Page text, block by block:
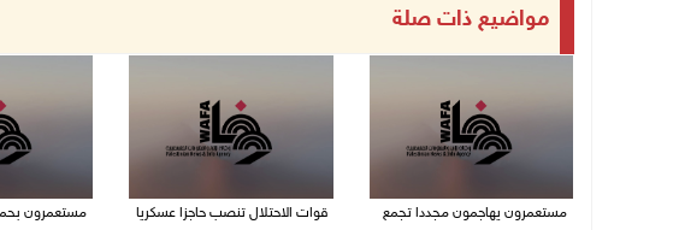
مواضيع ذات صلة
مستعمرون يهاجمون مجددا تجمع
قوات الاحتلال تنصب حاجزا عسكريا
مستعمرون